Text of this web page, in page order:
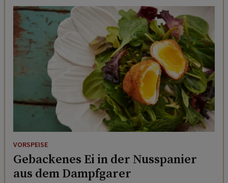
VORSPEISE
Gebackenes Ei in der Nusspanier
aus dem Dampfgarer